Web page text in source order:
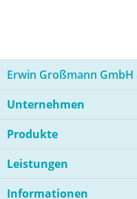
Erwin Großmann GmbH
Unternehmen
Produkte
Leistungen
Informationen